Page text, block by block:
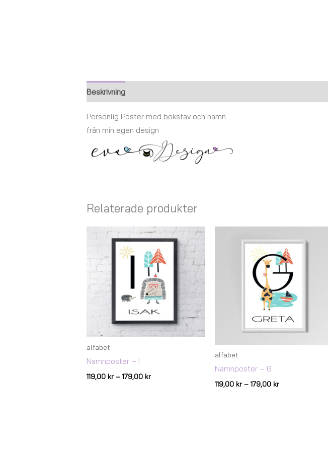
Beskrivning
Personlig Poster med bokstav och namn
från min egen design
Relaterade produkter
alfabet
Namnposter – I
119,00 kr – 179,00 kr
Prisintervall:
119,00 kr
till
179,00 kr
alfabet
Namnposter – G
119,00 kr – 179,00 kr
119,00 kr
till
179,00 kr